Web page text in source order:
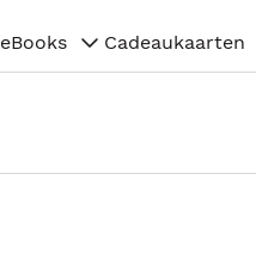
eBooks Cadeaukaarten